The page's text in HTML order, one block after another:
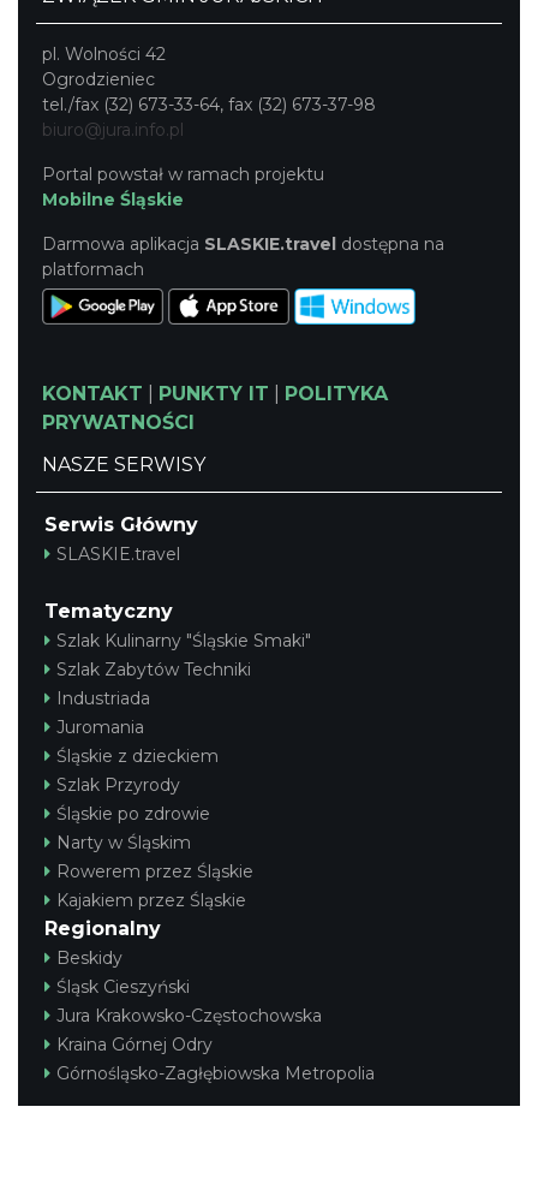
pl. Wolności 42
Ogrodzieniec
tel./fax (32) 673-33-64, fax (32) 673-37-98
biuro@jura.info.pl
Portal powstał w ramach projektu
Mobilne Śląskie
Darmowa aplikacja SLASKIE.travel dostępna na
platformach
KONTAKT PUNKTY IT
POLITYKA
PRYWATNOŚCI
NASZE SERWISY
Serwis Główny
SLASKIE.travel
Tematyczny
Szlak Kulinarny "Śląskie Smaki"
Szlak Zabytów Techniki
Industriada
Juromania
Śląskie z dzieckiem
Szlak Przyrody
Śląskie po zdrowie
Narty w Śląskim
Rowerem przez Śląskie
Kajakiem przez Śląskie
Regionalny
Beskidy
Śląsk Cieszyński
Jura Krakowsko-Częstochowska
Kraina Górnej Odry
Górnośląsko-Zagłębiowska Metropolia